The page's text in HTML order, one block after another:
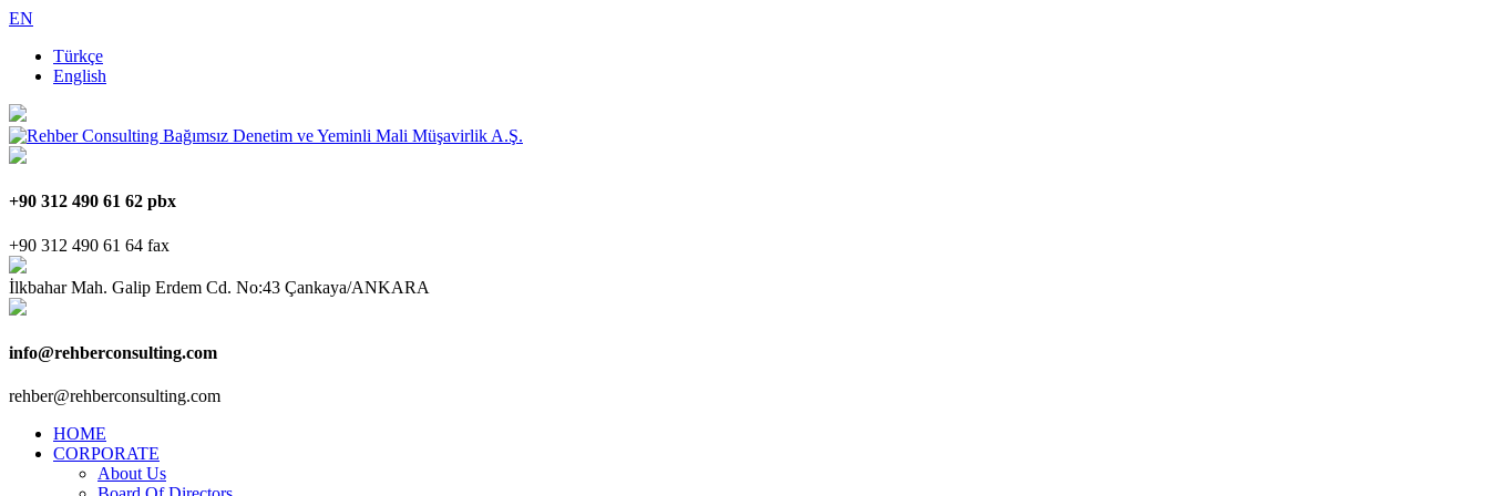
EN
Türkçe
English
+90 312 490 61 62 pbx
+90 312 490 61 64 fax
İlkbahar Mah. Galip Erdem Cd. No:43 Çankaya/ANKARA
info@rehberconsulting.com
rehber@rehberconsulting.com
HOME
CORPORATE
About Us